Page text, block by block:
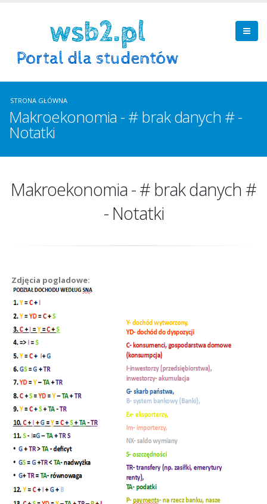
STRONA GŁÓWNA
Makroekonomia - # brak danych # -
Notatki
Makroekonomia - # brak danych #
- Notatki
Zdjęcia pogladowe: